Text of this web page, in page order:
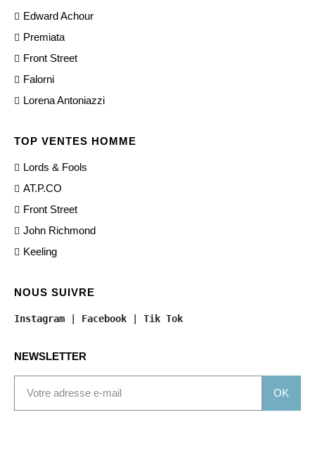
Edward Achour
Premiata
Front Street
Falorni
Lorena Antoniazzi
TOP VENTES HOMME
Lords & Fools
AT.P.CO
Front Street
John Richmond
Keeling
NOUS SUIVRE
Instagram Facebook Tik Tok
NEWSLETTER
OK